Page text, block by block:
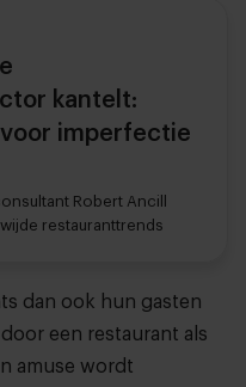
kantelt:
imperfectie
Robert Ancill
restauranttrends
dan ook hun gasten
een restaurant als
amuse wordt